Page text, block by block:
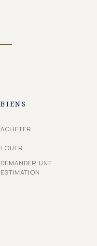
BIENS
ACHETER
LOUER
DEMANDER UNE
ESTIMATION